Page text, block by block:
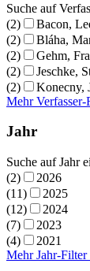
Suche auf
(2)
Bacon,
(2)
Bláha,
(2)
Gehm,
(2)
Jeschke,
(2)
Konecny,
Mehr Verfasser-
Jahr
Suche auf Jahr
(2)
2026
(11)
2025
(12)
2024
(7)
2023
(4)
2021
Mehr Jahr-Filter